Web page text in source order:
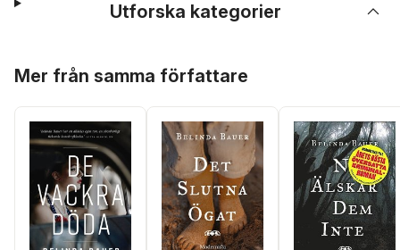
Utforska kategorier
Mer från samma författare